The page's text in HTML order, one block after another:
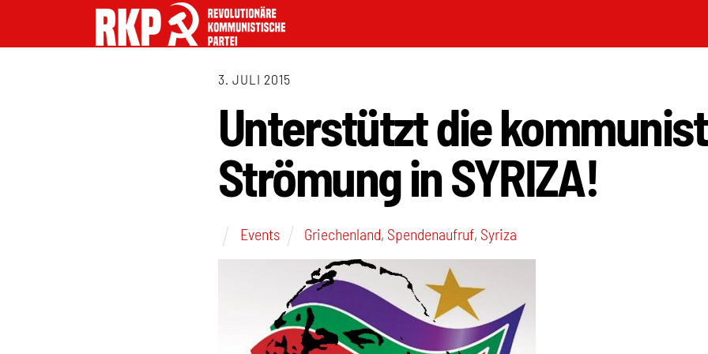
3. JULI 2015
Unterstützt die
Strömung in SYRIZA!
Events Griechenland, Spendenaufruf, Syriza